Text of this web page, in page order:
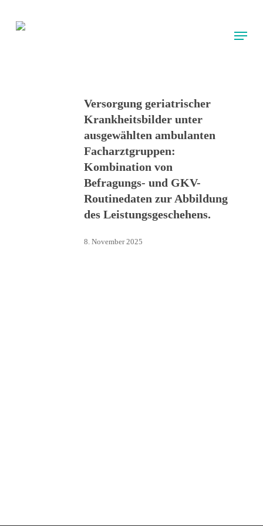
main
Menu
Versorgung geriatrischer
Krankheitsbilder unter
ausgewählten ambulanten
Facharztgruppen:
Kombination von
Befragungs- und GKV-
Routinedaten zur Abbildung
des Leistungsgeschehens.
8. November 2025